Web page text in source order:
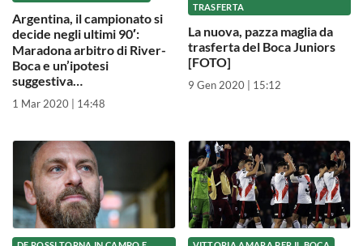
Argentina, il campionato si
decide negli ultimi 90′:
Maradona arbitro di River-
Boca e un’ipotesi
suggestiva…
1 Mar 2020 | 14:48
TRASFERTA
La nuova, pazza maglia da
trasferta del Boca Juniors
[FOTO]
9 Gen 2020 | 15:12